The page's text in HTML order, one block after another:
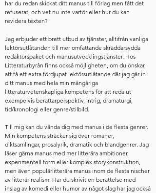
har du redan skickat ditt manus till förlag men fått det
refuserat, och vet nu inte varför eller hur du kan
revidera texten?
​Jag erbjuder ett brett utbud av tjänster, alltifrån vanliga
lektörsutlåtanden till mer omfattande skräddarsydda
redaktörspaket och manusutvecklingstjänster. Hos
Litteraturbyrån finns också möjligheten, om du önskar,
att få ett extra fördjupat lektörsutlåtande där jag går in i
ditt manus med hela min mångåriga
litteraturvetenskapliga kompetens för att reda ut
exempelvis berättarperspektiv, intrig, dramaturgi,
tid/kronologi eller genre/stilbild.
Till mig kan du vända dig med manus i de flesta genrer.
Min kompetens sträcker sig över romaner,
diktsamlingar, prosalyrik, dramatik och blandgenrer. Jag
läser gärna manus med mer litterära ambitioner,
experimentell form eller komplex storykonstruktion,
men även populärlitterära manus inom de flesta nischer
av litterär realism. Har du skrivit en berättelse med
inslag av komedi eller humor av något slag har jag också